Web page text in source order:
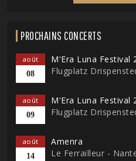
PROCHAINS CONCERTS
août
08
M'Era Luna Festival
Flugplatz
août
09
M'Era Luna Festival
Flugplatz
août
14
Amenra
Le Ferrailleur -